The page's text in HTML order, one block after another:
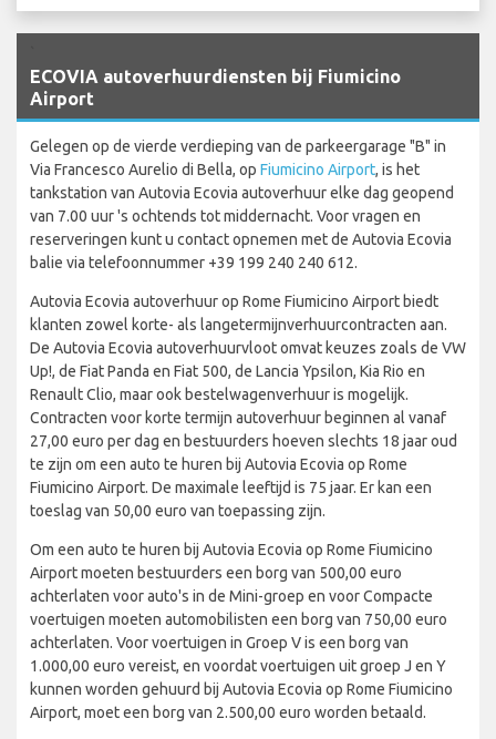
ECOVIA autoverhuurdiensten bij Fiumicino
Airport
Gelegen op de vierde verdieping van de parkeergarage "B" in
Via Francesco Aurelio di Bella, op Fiumicino Airport, is het
tankstation van Autovia Ecovia autoverhuur elke dag geopend
van 7.00 uur 's ochtends tot middernacht. Voor vragen en
reserveringen kunt u contact opnemen met de Autovia Ecovia
balie via telefoonnummer +39 199 240 240 612.
Autovia Ecovia autoverhuur op Rome Fiumicino Airport biedt
klanten zowel korte- als langetermijnverhuurcontracten aan.
De Autovia Ecovia autoverhuurvloot omvat keuzes zoals de VW
Up!, de Fiat Panda en Fiat 500, de Lancia Ypsilon, Kia Rio en
Renault Clio, maar ook bestelwagenverhuur is mogelijk.
Contracten voor korte termijn autoverhuur beginnen al vanaf
27,00 euro per dag en bestuurders hoeven slechts 18 jaar oud
te zijn om een auto te huren bij Autovia Ecovia op Rome
Fiumicino Airport. De maximale leeftijd is 75 jaar. Er kan een
toeslag van 50,00 euro van toepassing zijn.
Om een auto te huren bij Autovia Ecovia op Rome Fiumicino
Airport moeten bestuurders een borg van 500,00 euro
achterlaten voor auto's in de Mini-groep en voor Compacte
voertuigen moeten automobilisten een borg van 750,00 euro
achterlaten. Voor voertuigen in Groep V is een borg van
1.000,00 euro vereist, en voordat voertuigen uit groep J en Y
kunnen worden gehuurd bij Autovia Ecovia op Rome Fiumicino
Airport, moet een borg van 2.500,00 euro worden betaald.